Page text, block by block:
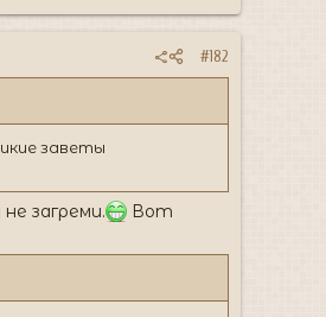
#182
заветы
загреми.
Вот